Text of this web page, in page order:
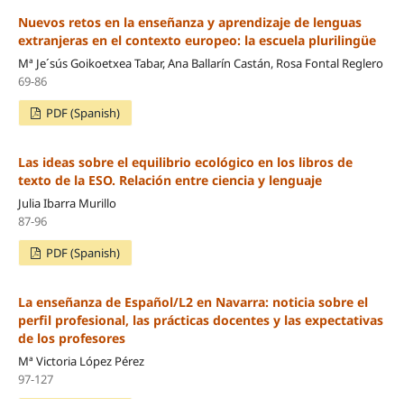
Nuevos retos en la enseñanza y aprendizaje de lenguas
extranjeras en el contexto europeo: la escuela plurilingüe
Mª Je´sús Goikoetxea Tabar, Ana Ballarín Castán, Rosa Fontal Reglero
69-86
PDF (Spanish)
Las ideas sobre el equilibrio ecológico en los libros de
texto de la ESO. Relación entre ciencia y lenguaje
Julia Ibarra Murillo
87-96
PDF (Spanish)
La enseñanza de Español/L2 en Navarra: noticia sobre el
perfil profesional, las prácticas docentes y las expectativas
de los profesores
Mª Victoria López Pérez
97-127